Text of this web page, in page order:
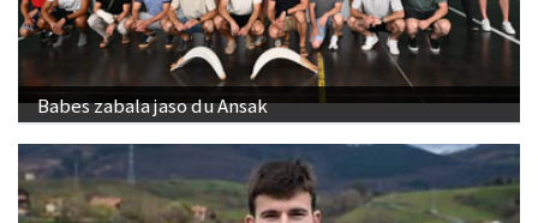
Babes zabala jaso du Ansak